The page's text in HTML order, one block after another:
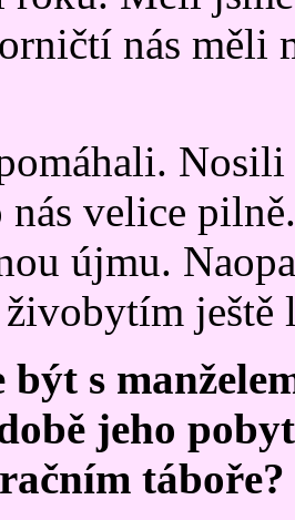
nás měli
nás velice
újmu.
živobytím ještě
s
jeho
táboře?